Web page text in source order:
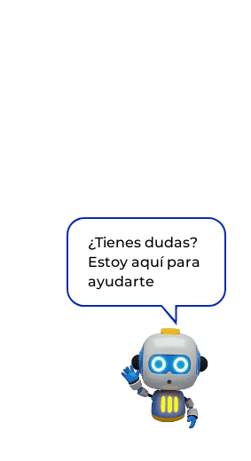
¿Tienes dudas?
Estoy aquí para
ayudarte